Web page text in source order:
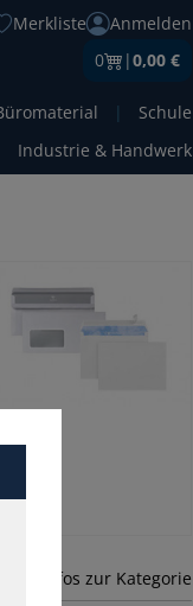
Merkliste
Anmelden
0 |0,00 €
|
Schule
Industrie & Handwerk
mehr Infos zur Kategorie